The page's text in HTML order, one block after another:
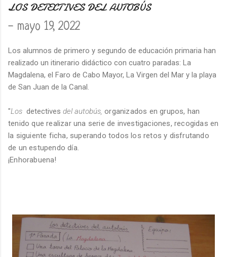
LOS DETECTIVES DEL AUTOBÚS
- mayo 19, 2022
Los alumnos de primero y segundo de educación primaria han
realizado un itinerario didáctico con cuatro paradas: La
Magdalena, el Faro de Cabo Mayor, La Virgen del Mar y la playa
de San Juan de la Canal.
"Los detectives del autobús, organizados en grupos, han
tenido que realizar una serie de investigaciones, recogidas en
la siguiente ficha, superando todos los retos y disfrutando
de un estupendo día.
¡Enhorabuena!